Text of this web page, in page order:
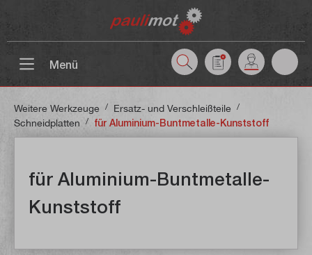
Menü
Weitere Werkzeuge / Ersatz- und Verschleißteile /
Schneidplatten / für Aluminium-Buntmetalle-Kunststoff
für Aluminium-Buntmetalle-
Kunststoff